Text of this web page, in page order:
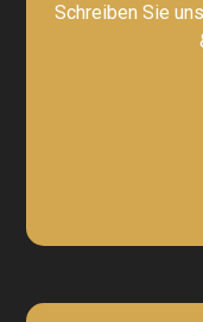
Schreiben Sie